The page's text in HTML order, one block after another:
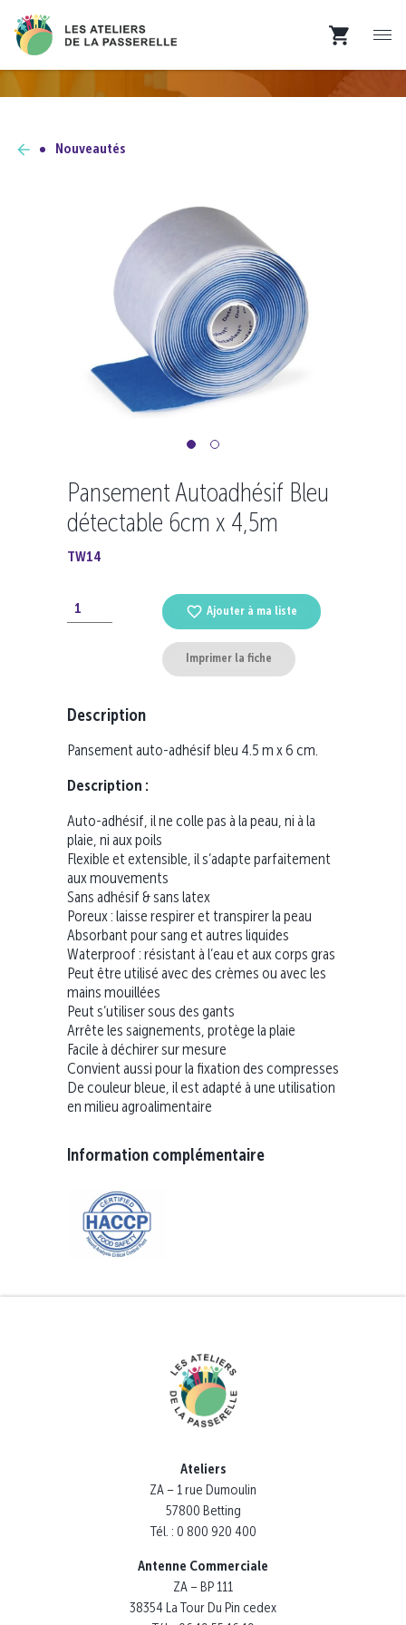
Nouveautés
Pansement Autoadhésif Bleu
détectable 6cm x 4,5m
TW14
Ajouter à ma liste
Imprimer la fiche
Description
Pansement auto-adhésif bleu 4.5 m x 6 cm.
Description :
Auto-adhésif, il ne colle pas à la peau, ni à la
plaie, ni aux poils
Flexible et extensible, il s’adapte parfaitement
aux mouvements
Sans adhésif & sans latex
Poreux : laisse respirer et transpirer la peau
Absorbant pour sang et autres liquides
Waterproof : résistant à l’eau et aux corps gras
Peut être utilisé avec des crèmes ou avec les
mains mouillées
Peut s’utiliser sous des gants
Arrête les saignements, protège la plaie
Facile à déchirer sur mesure
Convient aussi pour la fixation des compresses
De couleur bleue, il est adapté à une utilisation
en milieu agroalimentaire
Information complémentaire
Ateliers
ZA – 1 rue Dumoulin
57800 Betting
Tél. : 0 800 920 400
Antenne Commerciale
ZA – BP 111
38354 La Tour Du Pin cedex